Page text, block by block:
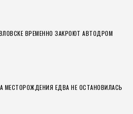
ВРЕМЕННО ЗАКРОЮТ АВТОДРОМ
МЕСТОРОЖДЕНИЯ ЕДВА НЕ ОСТАНОВИЛАСЬ